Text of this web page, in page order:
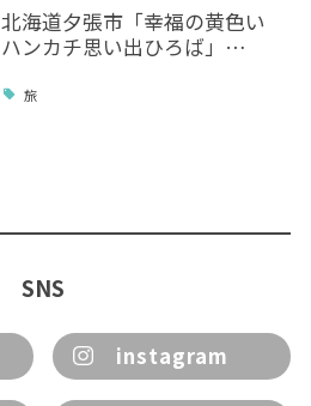
北海道夕張市「幸福の黄色い
ハンカチ思い出ひろば」…
旅
SNS
instagram